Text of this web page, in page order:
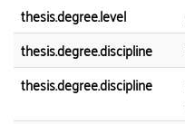
thesis.degree.level
thesis.degree.discipline
thesis.degree.discipline